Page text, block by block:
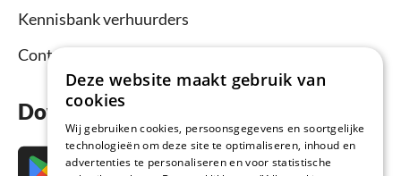
Kennisbank verhuurders
Contact
Download nu de app
Deze website maakt gebruik van
cookies
Wij gebruiken cookies, persoonsgegevens en soortgelijke
technologieën om deze site te optimaliseren, inhoud en
advertenties te personaliseren en voor statistische